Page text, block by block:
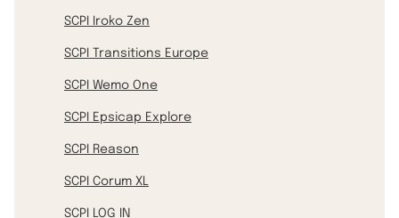
SCPI Iroko Zen
SCPI Transitions Europe
SCPI Wemo One
SCPI Epsicap Explore
SCPI Reason
SCPI Corum XL
SCPI LOG IN